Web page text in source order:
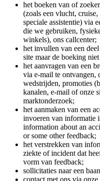
het boeken van of
(zoals een vlucht,
speciale assistentie) via
die we gebruiken,
winkels), ons callcenter;
het invullen van een
site maar de boeking
het aanvragen van een
via e-mail te ontvangen,
wedstrijden, promoties
kanalen, e-mail of onze
marktonderzoek;
het aanmaken van een
invoeren van informatie
information about an
or some other feedback;
het verstrekken van
ziekte of incident dat
vorm van feedback;
sollicitaties naar een